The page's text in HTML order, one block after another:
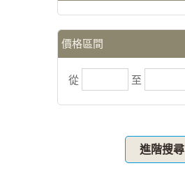
價格區間
從 至
進階搜尋